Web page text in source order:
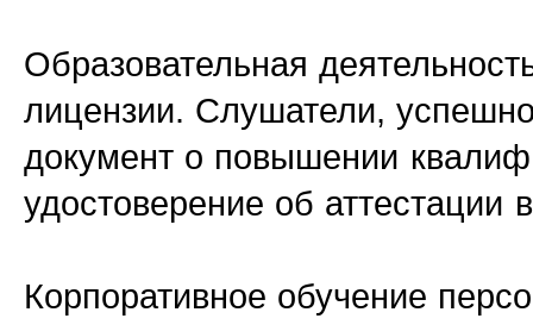
Образовательная
лицензии. Слушатели,
документ о повышении
удостоверение об аттестации
Корпоративное обучение